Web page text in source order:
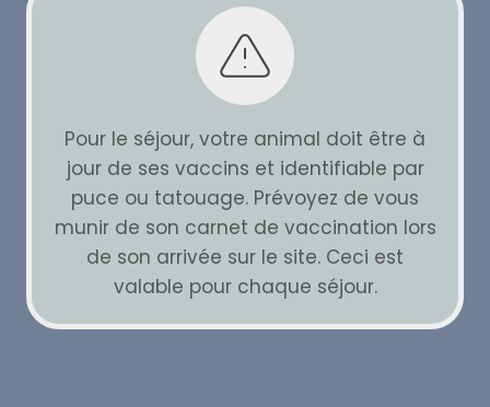
Pour le séjour, votre animal doit être à
jour de ses vaccins et identifiable par
puce ou tatouage. Prévoyez de vous
munir de son carnet de vaccination lors
de son arrivée sur le site. Ceci est
valable pour chaque séjour.